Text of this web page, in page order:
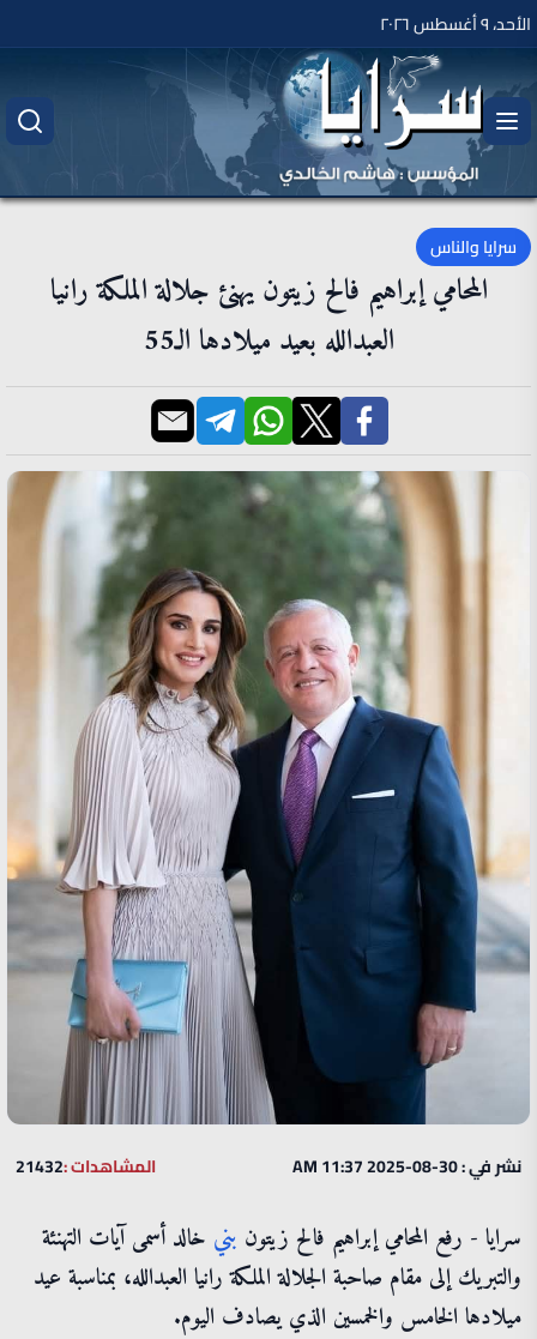
الأحد، ٩ أغسطس ٢٠٢٦
سرايا والناس
المحامي إبراهيم فالح زيتون يهنئ جلالة الملكة رانيا
العبدالله بعيد ميلادها الـ55
نشر في : 30-08-2025 11:37 AM المشاهدات :21432
سرايا - رفع المحامي إبراهيم فالح زيتون بني خالد أسمى آيات التهنئة
والتبريك إلى مقام صاحبة الجلالة الملكة رانيا العبدالله، بمناسبة عيد
ميلادها الخامس والخمسين الذي يصادف اليوم.